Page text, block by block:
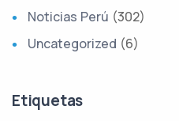
Noticias Perú (302)
Uncategorized (6)
Etiquetas